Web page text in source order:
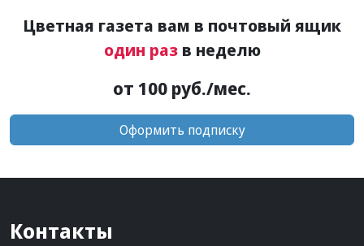
Цветная газета вам в почтовый ящик
один разв неделю
от 100 руб./мес.
Оформить подписку
Контакты